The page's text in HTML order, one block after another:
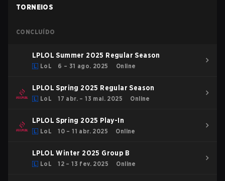
TORNEIOS
CONCLUÍDO
LPLOL Summer 2025 Regular Season
LoL 6 – 31 ago. 2025 Online
LPLOL Spring 2025 Regular Season
LoL 17 abr. – 13 mai. 2025 Online
LPLOL Spring 2025 Play-In
LoL 10 – 11 abr. 2025 Online
LPLOL Winter 2025 Group B
LoL 12 – 13 fev. 2025 Online